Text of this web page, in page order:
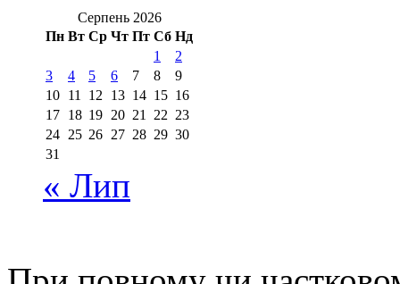
Серпень 2026
Пн Вт Ср Чт Пт Сб Нд
1
2
3
4 5 6 7 8
9
10 11 12 13 14 15 16
17 18 19 20 21 22 23
24 25 26 27 28 29 30
31
« Лип